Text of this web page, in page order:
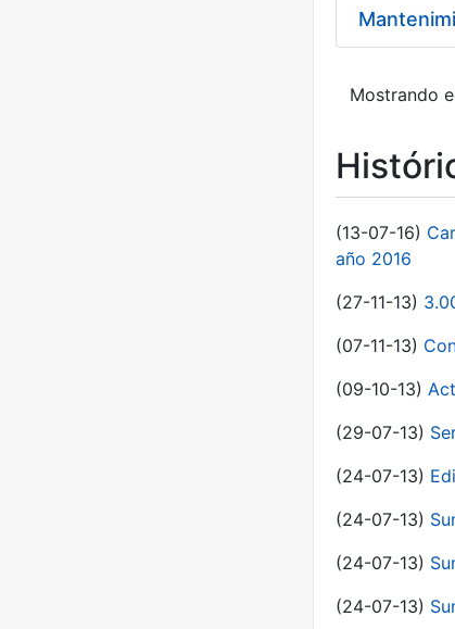
Mostrando
(13-07-16)
año 2016
(27-11-13)
(07-11-13)
(09-10-13)
(29-07-13)
(24-07-13)
(24-07-13)
(24-07-13)
(24-07-13)